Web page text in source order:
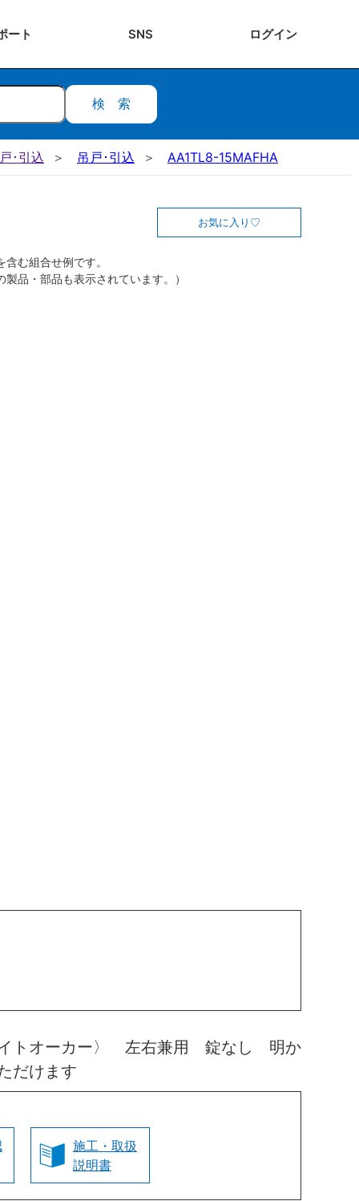
ート SNS ログイン
検索
･引込 吊戸･引込 AA1TL8-15MAFHA
お気に入り
む組合せ例です。
製品・部品も表示されています。）
トオーカー〉 左右兼用 錠なし 明か
だけます
施工・取扱
説明書